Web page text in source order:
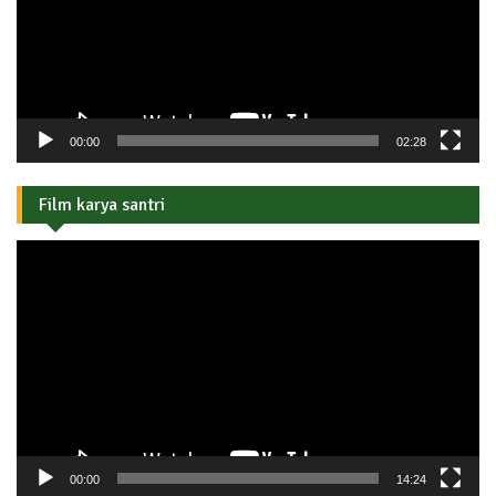
00:00 02:28
Film karya santri
00:00 14:24